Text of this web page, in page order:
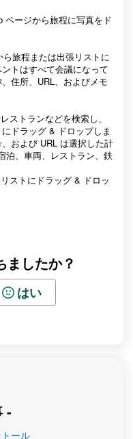
ページから旅程に写真をド
ら旅程または出張リストに
トはすべて会議になって
住所、URL、およびメモ
ストランなどを検索し、
ドラッグ & ドロップしま
および URL は選択した計
泊、車両、レストラン、鉄
ストにドラッグ & ドロッ
ましたか？
はい
-
ール